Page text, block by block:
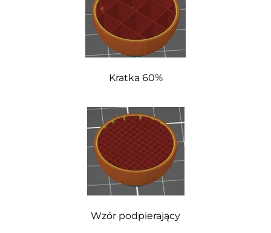
Kratka 60%
Wzór podpierający